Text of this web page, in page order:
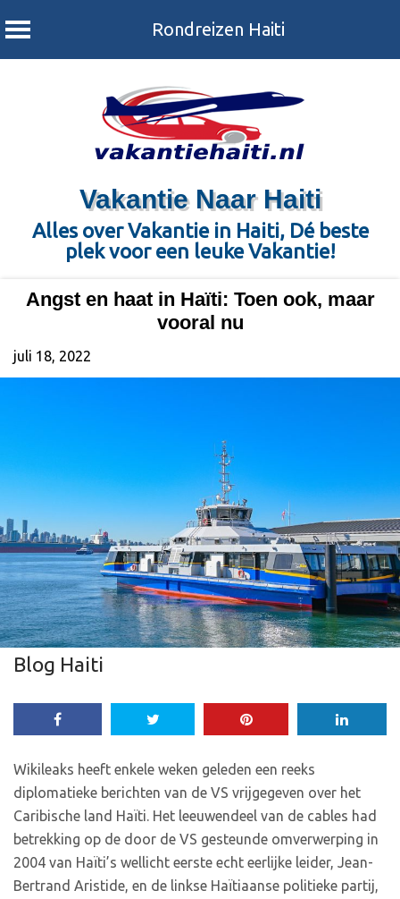
Rondreizen Haiti
Vakantie Naar Haiti
Alles over Vakantie in Haiti, Dé beste
plek voor een leuke Vakantie!
Angst en haat in Haïti: Toen ook, maar
vooral nu
juli 18, 2022
Blog Haiti
Wikileaks heeft enkele weken geleden een reeks
diplomatieke berichten van de VS vrijgegeven over het
Caribische land Haïti. Het leeuwendeel van de cables had
betrekking op de door de VS gesteunde omverwerping in
2004 van Haïti’s wellicht eerste echt eerlijke leider, Jean-
Bertrand Aristide, en de linkse Haïtiaanse politieke partij,